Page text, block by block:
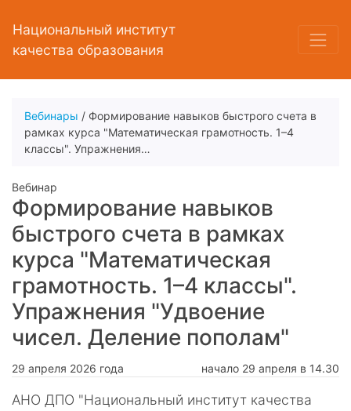
Национальный институт
качества образования
Вебинары / Формирование навыков быстрого счета в
рамках курса "Математическая грамотность. 1–4
классы". Упражнения…
Вебинар
Формирование навыков
быстрого счета в рамках
курса "Математическая
грамотность. 1–4 классы".
Упражнения "Удвоение
чисел. Деление пополам"
29 апреля 2026 года начало 29 апреля в 14.30
АНО ДПО "Национальный институт качества